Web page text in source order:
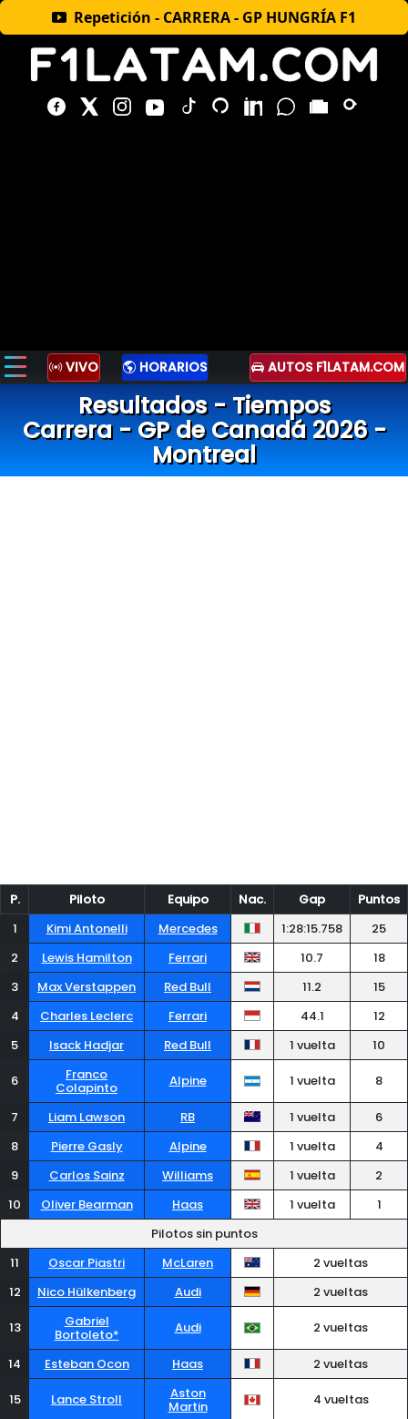
Repetición - CARRERA - GP HUNGRÍA F1
VIVO HORARIOS AUTOS F1LATAM.COM
Resultados - Tiempos
Carrera - GP de Canadá 2026 -
Montreal
P. Piloto Equipo Nac. Gap
Puntos
1
Kimi Antonelli Mercedes 1:28:15.758
25
2
Lewis Hamilton Ferrari 10.7
18
3
Max Verstappen Red Bull 11.2
15
4
Charles Leclerc Ferrari 44.1
12
5
Isack Hadjar Red Bull 1 vuelta 10
6 Franco
Colapinto Alpine 1 vuelta 8
7 Liam Lawson RB 1 vuelta
6
8
Pierre Gasly Alpine 1 vuelta
4
9
Carlos Sainz Williams 1 vuelta
2
10
Oliver Bearman Haas 1 vuelta
1
Pilotos sin puntos
11
Oscar Piastri McLaren
2 vueltas
12
Nico Hülkenberg Audi 2 vueltas
13 Gabriel
Bortoleto* Audi 2 vueltas
14 Esteban Ocon Haas 2 vueltas
15 Lance Stroll Aston
Martin 4 vueltas